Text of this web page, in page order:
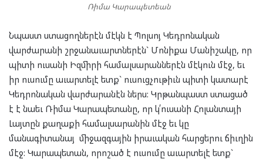
Ռիմա Կարապետեան
Նպաստ ստացողներէն մէկն է Պոլսոյ Կեդրոնական
վարժարանի շրջանաւարտներէն` Մոնիքա Մանիշակը, որ
պիտի ուսանի Իզմիրի համալսարաններէն մէկուն մէջ, եւ
իր ուսումը աւարտելէ ետք` ուսուցչութիւն պիտի կատարէ
Կեդրոնական վարժարանէն ներս: Կրթանպաստ ստացած
է է նաեւ Ռիմա Կարապետանը, որ կ՛ուսանի Հոլանտայի
Լայտըն քաղաքի համալսարանին մէջ եւ կը
մանագիտանայ միջազգային իրաւական հարցերու ճիւղին
մէջ: Կարապետան, որոշած է ուսումը աւարտելէ ետք`